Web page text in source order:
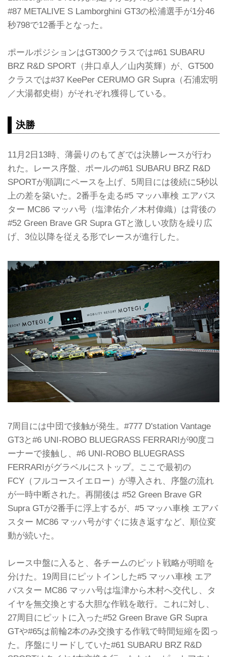
#87 METALIVE S Lamborghini GT3の松浦選手が1分46
秒798で12番手となった。
ポールポジションはGT300クラスでは#61 SUBARU
BRZ R&D SPORT（井口卓人／山内英輝）が、GT500
クラスでは#37 KeePer CERUMO GR Supra（石浦宏明
／大湯都史樹）がそれぞれ獲得している。
決勝
11月2日13時、薄曇りのもてぎでは決勝レースが行わ
れた。レース序盤、ポールの#61 SUBARU BRZ R&D
SPORTが順調にペースを上げ、5周目には後続に5秒以
上の差を築いた。2番手を走る#5 マッハ車検 エアバス
ター MC86 マッハ号（塩津佑介／木村偉織）は背後の
#52 Green Brave GR Supra GTと激しい攻防を繰り広
げ、3位以降を従える形でレースが進行した。
7周目には中団で接触が発生。#777 D'station Vantage
GT3と#6 UNI-ROBO BLUEGRASS FERRARIが90度コ
ーナーで接触し、#6 UNI-ROBO BLUEGRASS
FERRARIがグラベルにストップ。ここで最初の
FCY（フルコースイエロー）が導入され、序盤の流れ
が一時中断された。再開後は #52 Green Brave GR
Supra GTが2番手に浮上するが、#5 マッハ車検 エアバ
スター MC86 マッハ号がすぐに抜き返すなど、順位変
動が続いた。
レース中盤に入ると、各チームのピット戦略が明暗を
分けた。19周目にピットインした#5 マッハ車検 エア
バスター MC86 マッハ号は塩津から木村へ交代し、タ
イヤを無交換とする大胆な作戦を敢行。これに対し、
27周目にピットに入った#52 Green Brave GR Supra
GTや#65は前輪2本のみ交換する作戦で時間短縮を図っ
た。序盤にリードしていた#61 SUBARU BRZ R&D